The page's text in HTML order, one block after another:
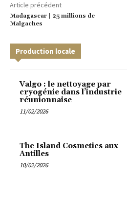
Article précédent
Madagascar | 25 millions de
Malgaches
Production locale
Valgo : le nettoyage par
cryogénie dans l’industrie
réunionnaise
11/02/2026
The Island Cosmetics aux
Antilles
10/02/2026